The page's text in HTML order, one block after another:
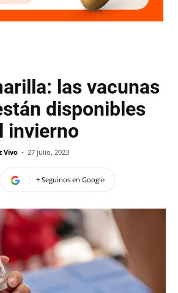
las vacunas
disponibles
invierno
Vivo - 27 julio, 2023
+ Seguinos en Google